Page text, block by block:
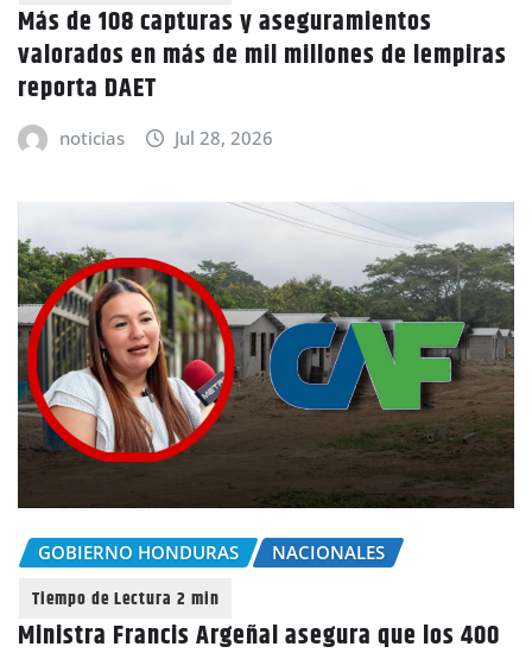
Más de 108 capturas y aseguramientos
valorados en más de mil millones de lempiras
reporta DAET
noticias Jul 28, 2026
GOBIERNO HONDURAS NACIONALES
Ministra Francis Argeñal asegura que los 400